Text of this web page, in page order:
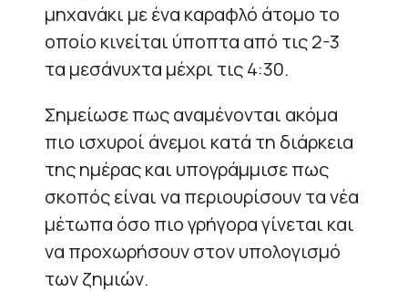
μηχανάκι με ένα καραφλό άτομο το
οποίο κινείται ύποπτα από τις 2-3
τα μεσάνυχτα μέχρι τις 4:30.
Σημείωσε πως αναμένονται ακόμα
πιο ισχυροί άνεμοι κατά τη διάρκεια
της ημέρας και υπογράμμισε πως
σκοπός είναι να περιουρίσουν τα νέα
μέτωπα όσο πιο γρήγορα γίνεται και
να προχωρήσουν στον υπολογισμό
των ζημιών.